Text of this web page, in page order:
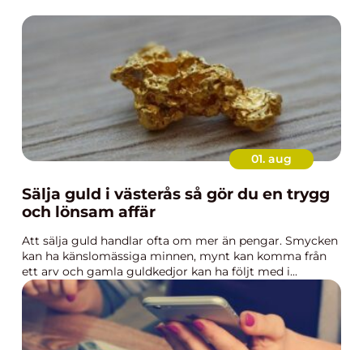
01. aug
Sälja guld i västerås så gör du en trygg
och lönsam affär
Att sälja guld handlar ofta om mer än pengar. Smycken
kan ha känslomässiga minnen, mynt kan komma från
ett arv och gamla guldkedjor kan ha följt med i...